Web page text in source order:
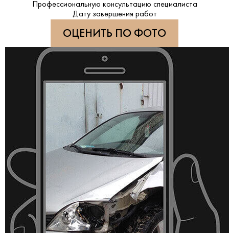
Профессиональную консультацию специалиста
Дату завершения работ
ОЦЕНИТЬ ПО ФОТО